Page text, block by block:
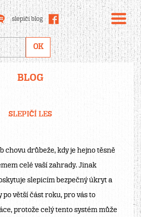
slepičí blog
BLOG
SLEPIČÍ LES
chovu drůbeže, kdy je hejno těsně
celé vaší zahrady. Jinak
slepicím bezpečný úkryt a
po větší část roku, pro vás to
protože celý tento systém může